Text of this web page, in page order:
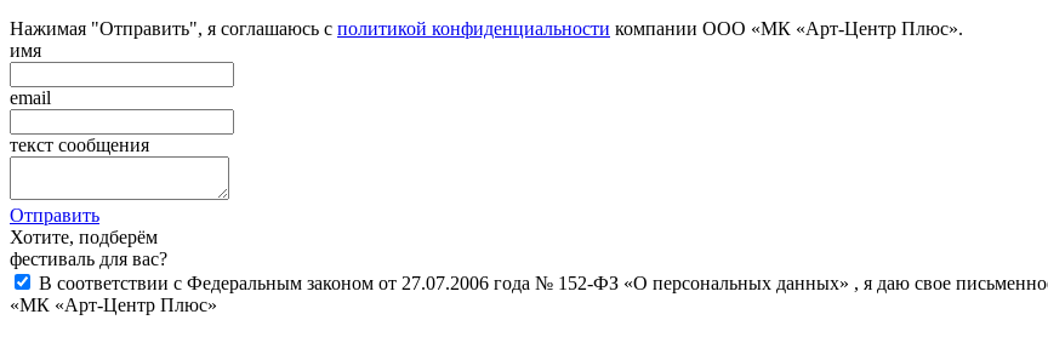
Нажимая "Отправить", я соглашаюсь с политикой конфиденциальности компании ООО «МК «Арт-Центр Плюс».
имя
email
текст сообщения
Отправить
Хотите, подберём
фестиваль для вас?
В соответствии с Федеральным законом от 27.07.2006 года № 152-ФЗ «О персональных данных» , я даю свое
«МК «Арт-Центр Плюс»